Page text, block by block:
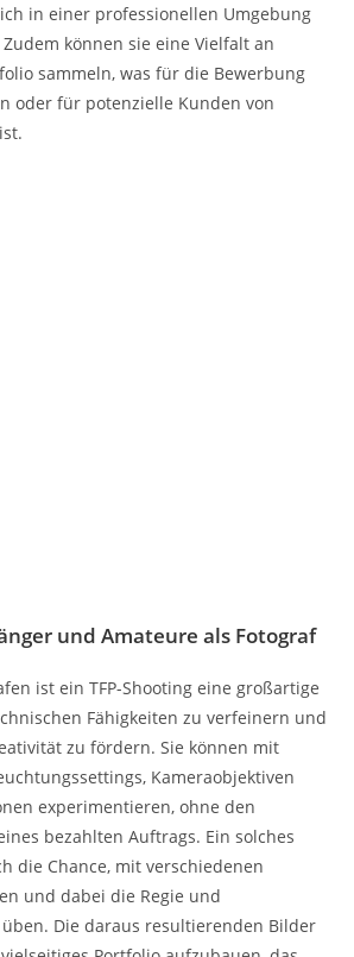
in einer professionellen Umgebung
können sie eine Vielfalt an
sammeln, was für die Bewerbung
oder für potenzielle Kunden von
und Amateure als Fotograf
ist ein TFP-Shooting eine großartige
Fähigkeiten zu verfeinern und
zu fördern. Sie können mit
Kameraobjektiven
experimentieren, ohne den
bezahlten Auftrags. Ein solches
die Chance, mit verschiedenen
und dabei die Regie und
Die daraus resultierenden Bilder